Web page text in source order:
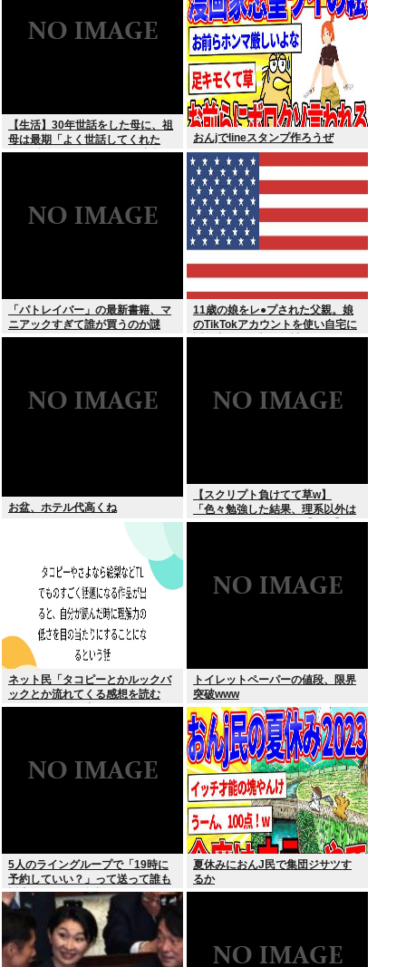
【生活】30年世話をした母に、祖
母は最期「よく世話してくれた
ね。ずっと嫌いだったのが残念だ
おんjでlineスタンプ作ろうぜ
「パトレイバー」の最新書籍、マ
ニアックすぎて誰が買うのか謎
11歳の娘をレ●プされた父親。娘
のTikTokアカウントを使い自宅に
誘き出し、銃撃で天誅！
お盆、ホテル代高くね
【スクリプト負けてて草w】
「色々勉強した結果、理系以外は
エラー品だと気付いた【ガチ】」
ネット民「タコピーとかルックバ
ックとか流れてくる感想を読む
と、俺って理解力低すぎ！？ って
トイレットペーパーの値段、限界
突破www
5人のライングループで「19時に
予約していい？」って送って誰も
返事しないから無視でいいよね？
夏休みにおんJ民で集団ジサツす
るか